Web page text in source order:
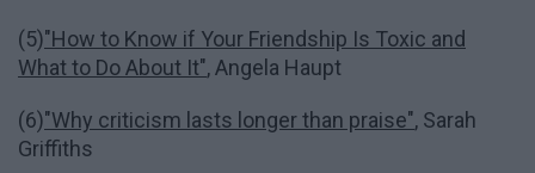
(5)"How to Know if Your Friendship Is Toxic and
What to Do About It", Angela Haupt
(6)"Why criticism lasts longer than praise", Sarah
Griffiths